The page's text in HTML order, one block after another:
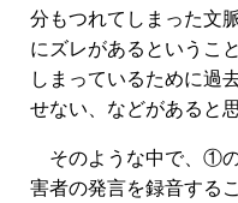
分もつれてしまった文
にズレがあるというこ
しまっているために過
せない、などがあると
そのような中で、①
害者の発言を録音する